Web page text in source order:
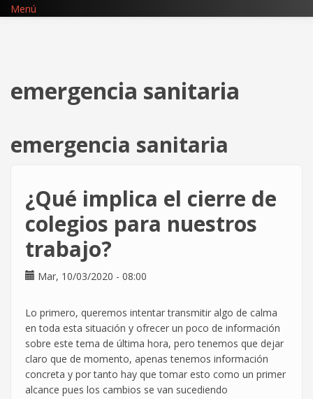
Pasar
Menú
emergencia sanitaria
emergencia sanitaria
¿Qué implica el cierre de
colegios para nuestros
trabajo?
Mar, 10/03/2020 - 08:00
Lo primero, queremos intentar transmitir algo de calma
en toda esta situación y ofrecer un poco de información
sobre este tema de última hora, pero tenemos que dejar
claro que de momento, apenas tenemos información
concreta y por tanto hay que tomar esto como un primer
alcance pues los cambios se van sucediendo